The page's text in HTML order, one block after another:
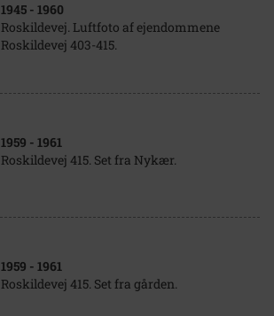
1945 - 1960
Roskildevej. Luftfoto af ejendommene
Roskildevej 403-415.
1959 - 1961
Roskildevej 415. Set fra Nykær.
1959 - 1961
Roskildevej 415. Set fra gården.